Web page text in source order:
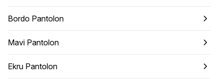
Bordo Pantolon
Mavi Pantolon
Ekru Pantolon